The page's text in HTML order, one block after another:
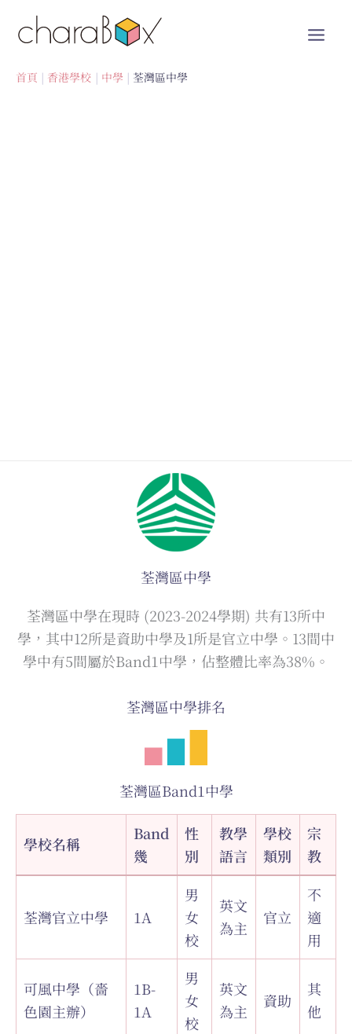
首頁 香港學校 中學 荃灣區中學
荃灣區中學
荃灣區中學在現時 (2023-2024學期) 共有13所中
學，其中12所是資助中學及1所是官立中學。13間中
學中有5間屬於Band1中學，佔整體比率為38%。
荃灣區中學排名
荃灣區Band1中學
學校名稱
Band
幾
性
別
教學
語言
學校
類別
宗
教
荃灣官立中學 1A
男
女
校
英文
為主
官立
不
適
用
可風中學（嗇
色園主辦）
1B-
1A
男
女
校
英文
為主
資助
其
他